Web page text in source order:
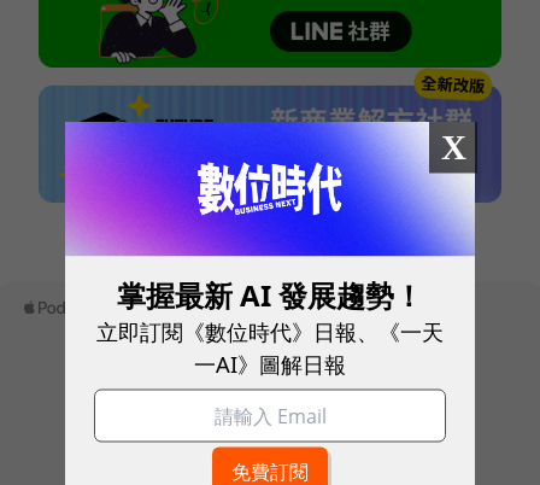
本網站內容未經允許，不得轉載。
X
掌握最新 AI 發展趨勢！
立即訂閱《數位時代》日報、《一天
一AI》圖解日報